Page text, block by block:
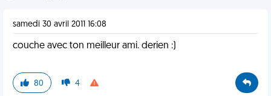
samedi 30 avril 2011 16:08
couche avec ton meilleur ami. derien :)
80 4